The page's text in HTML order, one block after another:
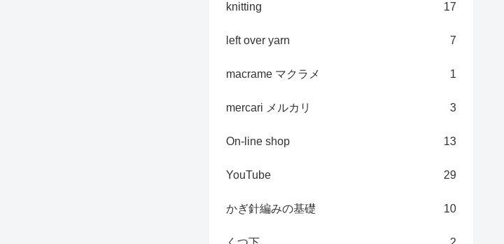
knitting 17
left over yarn 7
macrame マクラメ 1
mercari メルカリ 3
On-line shop 13
YouTube 29
かぎ針編みの基礎 10